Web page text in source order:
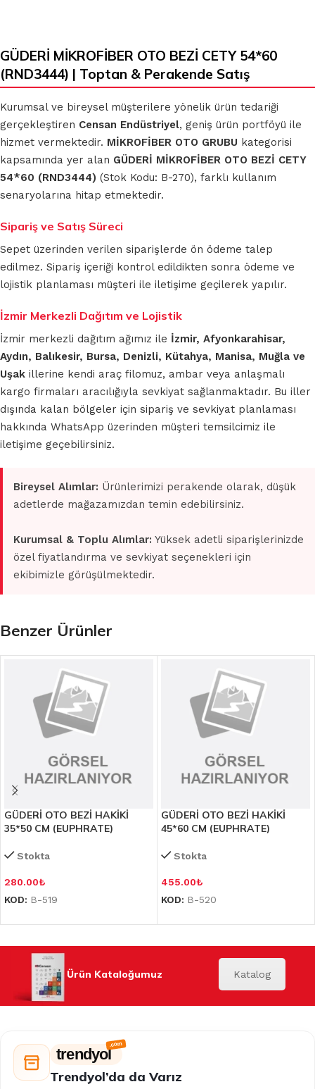
GÜDERİ MİKROFİBER OTO BEZİ CETY 54*60
(RND3444) | Toptan & Perakende Satış
Kurumsal ve bireysel müşterilere yönelik ürün tedariği
gerçekleştiren Censan Endüstriyel, geniş ürün portföyü ile
hizmet vermektedir. MİKROFİBER OTO GRUBU kategorisi
kapsamında yer alan GÜDERİ MİKROFİBER OTO BEZİ CETY
54*60 (RND3444) (Stok Kodu: B-270), farklı kullanım
senaryolarına hitap etmektedir.
Sipariş ve Satış Süreci
Sepet üzerinden verilen siparişlerde ön ödeme talep
edilmez. Sipariş içeriği kontrol edildikten sonra ödeme ve
lojistik planlaması müşteri ile iletişime geçilerek yapılır.
İzmir Merkezli Dağıtım ve Lojistik
İzmir merkezli dağıtım ağımız ile İzmir, Afyonkarahisar,
Aydın, Balıkesir, Bursa, Denizli, Kütahya, Manisa, Muğla ve
Uşak illerine kendi araç filomuz, ambar veya anlaşmalı
kargo firmaları aracılığıyla sevkiyat sağlanmaktadır. Bu iller
dışında kalan bölgeler için sipariş ve sevkiyat planlaması
hakkında WhatsApp üzerinden müşteri temsilcimiz ile
iletişime geçebilirsiniz.
Bireysel Alımlar: Ürünlerimizi perakende olarak, düşük
adetlerde mağazamızdan temin edebilirsiniz.
Kurumsal & Toplu Alımlar: Yüksek adetli siparişlerinizde
özel fiyatlandırma ve sevkiyat seçenekleri için
ekibimizle görüşülmektedir.
Benzer Ürünler
GÜDERİ OTO BEZİ HAKİKİ
35*50 CM (EUPHRATE)
Stokta
280.00₺
KOD: B-519
GÜDERİ OTO BEZİ HAKİKİ
45*60 CM (EUPHRATE)
Stokta
455.00₺
KOD: B-520
Ürün Kataloğumuz Katalog
trendyol
Trendyol’da da Varız